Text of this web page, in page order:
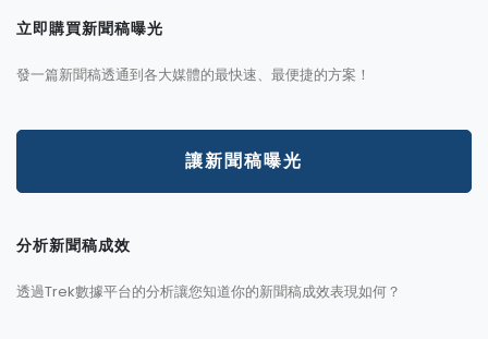
立即購買新聞稿曝光
發一篇新聞稿透通到各大媒體的最快速、最便捷的方案！
讓新聞稿曝光
分析新聞稿成效
透過Trek數據平台的分析讓您知道你的新聞稿成效表現如何？